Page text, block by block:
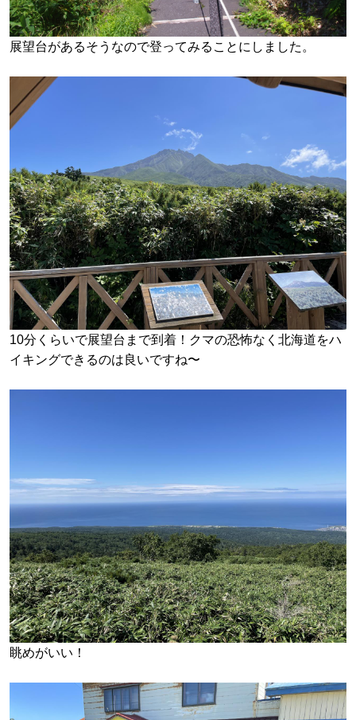
展望台があるそうなので登ってみることにしました。
10分くらいで展望台まで到着！クマの恐怖なく北海道をハ
イキングできるのは良いですね〜
眺めがいい！